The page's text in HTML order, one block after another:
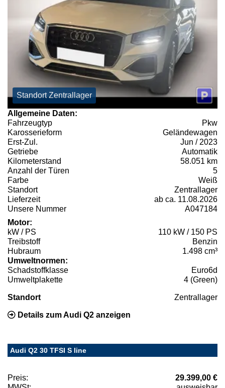
Standort Zentrallager
Allgemeine Daten:
Fahrzeugtyp
Pkw
Karosserieform
Geländewagen
Erst-Zul.
Jun / 2023
Getriebe
Automatik
Kilometerstand
58.051 km
Anzahl der Türen
5
Farbe
Weiß
Standort
Zentrallager
Lieferzeit
ab ca. 11.08.2026
Unsere Nummer
A047184
Motor:
kW / PS
110 kW / 150 PS
Treibstoff
Benzin
Hubraum
1.498 cm³
Umweltnormen:
Schadstoffklasse
Euro6d
Umweltplakette
4 (Green)
Standort Zentrallager
Details zum Audi Q2 anzeigen
Audi Q2 30 TFSI S line
Preis:
29.399,00 €